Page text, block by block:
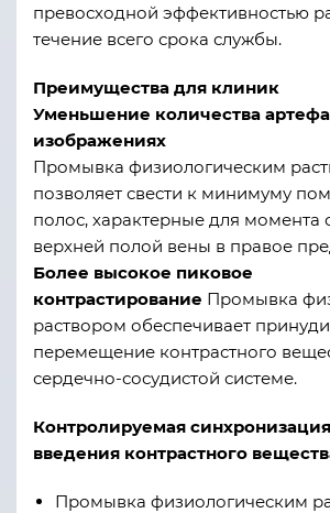
превосходной эффективностью
течение всего срока службы.
Преимущества для клиник
Уменьшение количества
изображениях
Промывка физиологическим
позволяет свести к минимуму
полос, характерные для момента
верхней полой вены в правое
Более высокое пиковое
контрастирование Промывка
раствором обеспечивает
перемещение контрастного
сердечно-сосудистой системе.
Контролируемая
введения контрастного
Промывка физиологическим